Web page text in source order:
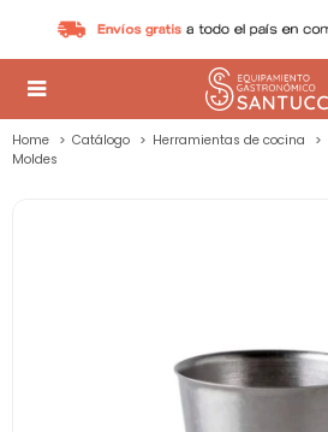

Home Catálogo Herramientas de cocina
Moldes